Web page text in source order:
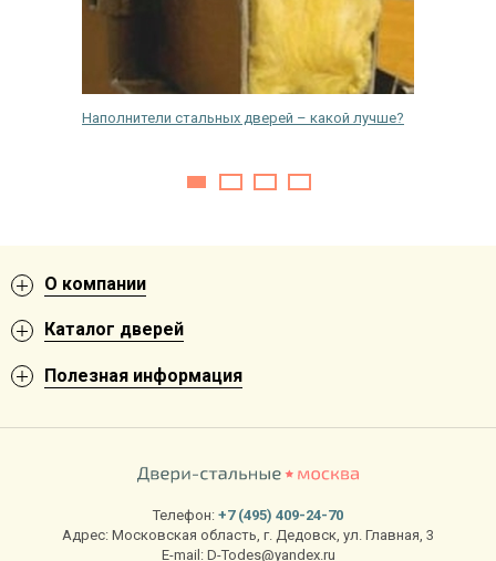
Наполнители стальных дверей – какой лучше?
О компании
Каталог дверей
Полезная информация
Телефон: +7 (495) 409-24-70
Адрес: Московская область, г. Дедовск, ул. Главная, 3
E-mail: D-Todes@yandex.ru